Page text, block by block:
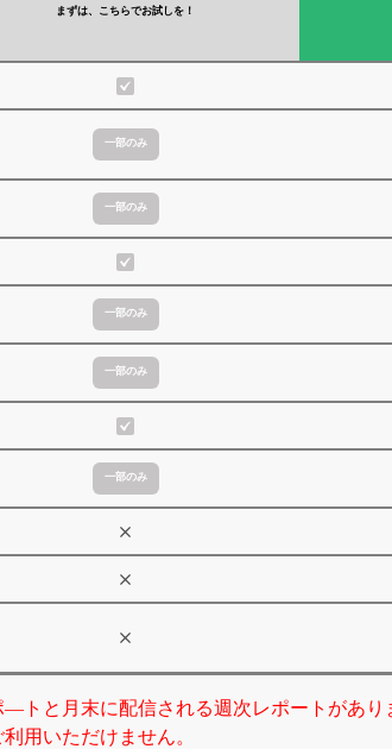
まずは、こちらでお試しを！
一部のみ
一部のみ
一部のみ
一部のみ
一部のみ
トと月末に配信される週次レポートがあり
用いただけません。